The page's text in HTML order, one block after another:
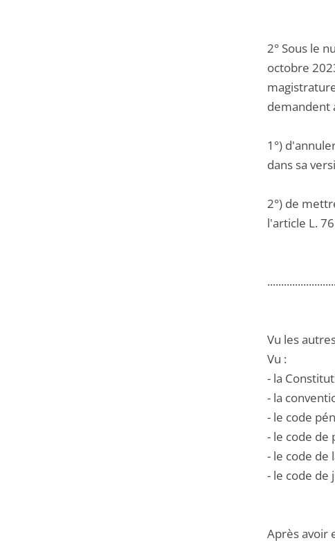
2° Sous le
octobre
demandent
1°)
dans sa
2°) de
l'article L.
Vu les
Vu :
- la
- la
- le code
- le code de
- le code de
- le code de
Après avoir